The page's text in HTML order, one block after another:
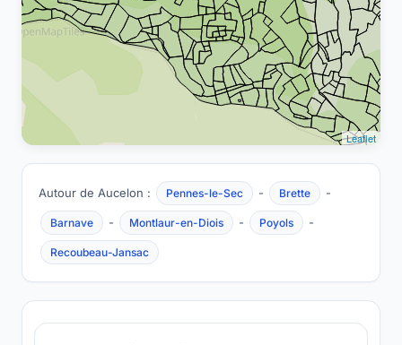
Leaflet
Autour de Aucelon : Pennes-le-Sec - Brette -
Barnave - Montlaur-en-Diois - Poyols -
Recoubeau-Jansac